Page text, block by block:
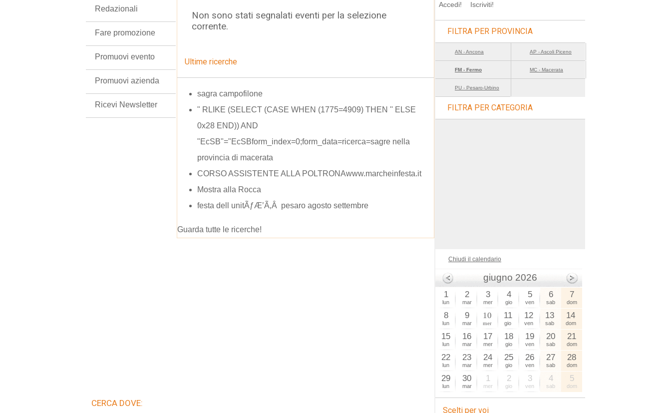
Non sono stati segnalati eventi per la selezione
corrente.
Ultime ricerche
sagra campofilone
" RLIKE (SELECT (CASE WHEN (1775=4909) THEN '' ELSE
0x28 END)) AND
"EcSB"="EcSBform_index=0;form_data=ricerca=sagre nella
provincia di macerata
CORSO ASSISTENTE ALLA POLTRONAwww.marcheinfesta.it
Mostra alla Rocca
festa dell unitÃƒÆ’Ã‚Â pesaro agosto settembre
Guarda tutte le ricerche!
Redazionali
Fare promozione
Promuovi evento
Promuovi azienda
Ricevi Newsletter
CERCA DOVE:
Accedi! Iscriviti!
FILTRA PER PROVINCIA
AN - Ancona AP - Ascoli Piceno
FM - Fermo MC - Macerata
PU - Pesaro-Urbino
FILTRA PER CATEGORIA
Chiudi il calendario
giugno 2026
1
lun
2
mar
3
mer
4
gio
5
ven
6
sab
7
dom
8
lun
9
mar
10
mer
11
gio
12
ven
13
sab
14
dom
15
lun
16
mar
17
mer
18
gio
19
ven
20
sab
21
dom
22
lun
23
mar
24
mer
25
gio
26
ven
27
sab
28
dom
29
lun
30
mar
1
mer
2
gio
3
ven
4
sab
5
dom
Scelti per voi